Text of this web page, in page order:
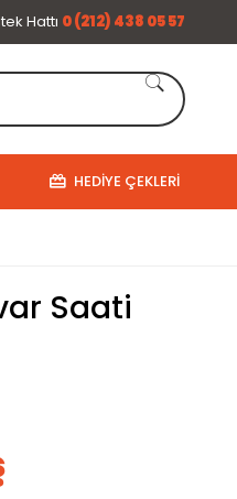
Hattı 0 (212) 438 05 57
HEDIYE ÇEKLERI
Saati